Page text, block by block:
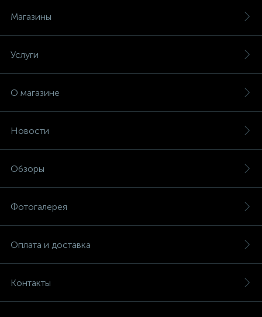
Магазины
Услуги
О магазине
Новости
Обзоры
Фотогалерея
Оплата и доставка
Контакты